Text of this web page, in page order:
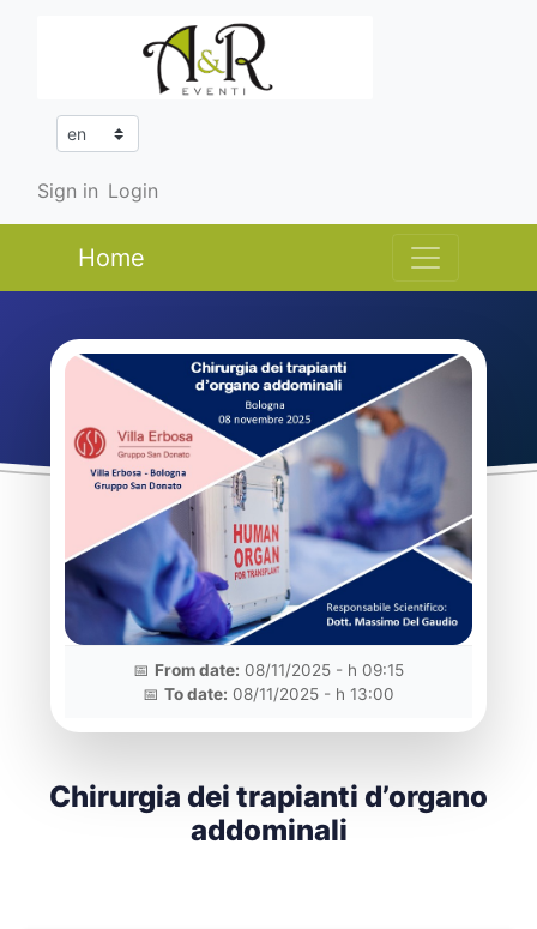
Sign in Login
Home
📅 From date: 08/11/2025 - h 09:15
📅 To date: 08/11/2025 - h 13:00
Chirurgia dei trapianti d’organo
addominali